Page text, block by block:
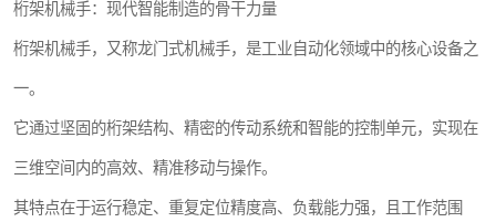
桁架机械手：现代智能制造的骨干力量
桁架机械手，又称龙门式机械手，是工业自动化领域中的核心设备之
一。
它通过坚固的桁架结构、精密的传动系统和智能的控制单元，实现在
三维空间内的高效、精准移动与操作。
其特点在于运行稳定、重复定位精度高、负载能力强，且工作范围